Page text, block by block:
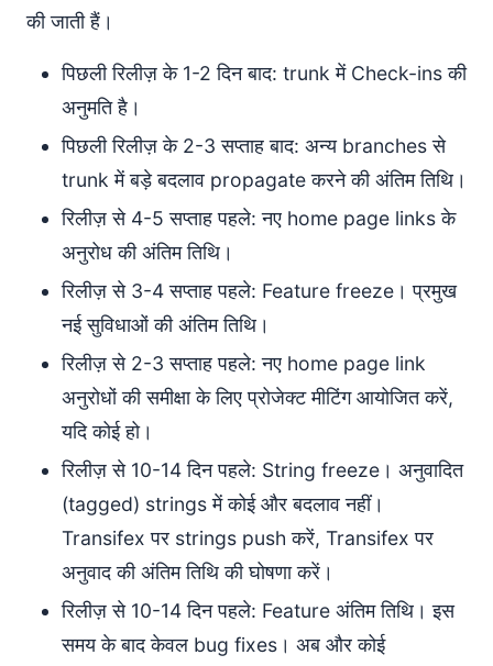
की जाती हैं।
पिछली रिलीज़ के 1-2 दिन बाद: trunk में Check-ins की
अनुमति है।
पिछली रिलीज़ के 2-3 सप्ताह बाद: अन्य branches से
trunk में बड़े बदलाव propagate करने की अंतिम तिथि।
रिलीज़ से 4-5 सप्ताह पहले: नए home page links के
अनुरोध की अंतिम तिथि।
रिलीज़ से 3-4 सप्ताह पहले: Feature freeze। प्रमुख
नई सुविधाओं की अंतिम तिथि।
रिलीज़ से 2-3 सप्ताह पहले: नए home page link
अनुरोधों की समीक्षा के लिए प्रोजेक्ट मीटिंग आयोजित करें,
यदि कोई हो।
रिलीज़ से 10-14 दिन पहले: String freeze। अनुवादित
(tagged) strings में कोई और बदलाव नहीं।
Transifex पर strings push करें, Transifex पर
अनुवाद की अंतिम तिथि की घोषणा करें।
रिलीज़ से 10-14 दिन पहले: Feature अंतिम तिथि। इस
समय के बाद केवल bug fixes। अब और कोई